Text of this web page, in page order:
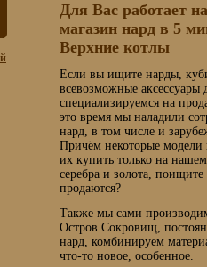
Для Вас работает
магазин нард в 5
Верхние котлы
Если вы ищите нарды,
всевозможные
специализируемся на
это время мы наладили
нард, в том числе и
Причём некоторые модели
их купить только на
серебра и золота,
продаются?
Также мы сами
Остров Сокровищ,
нард, комбинируем
что-то новое, особенное.